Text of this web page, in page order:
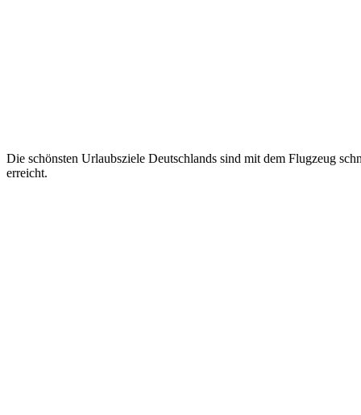
Die schönsten Urlaubsziele Deutschlands sind mit dem Flugzeug
erreicht.